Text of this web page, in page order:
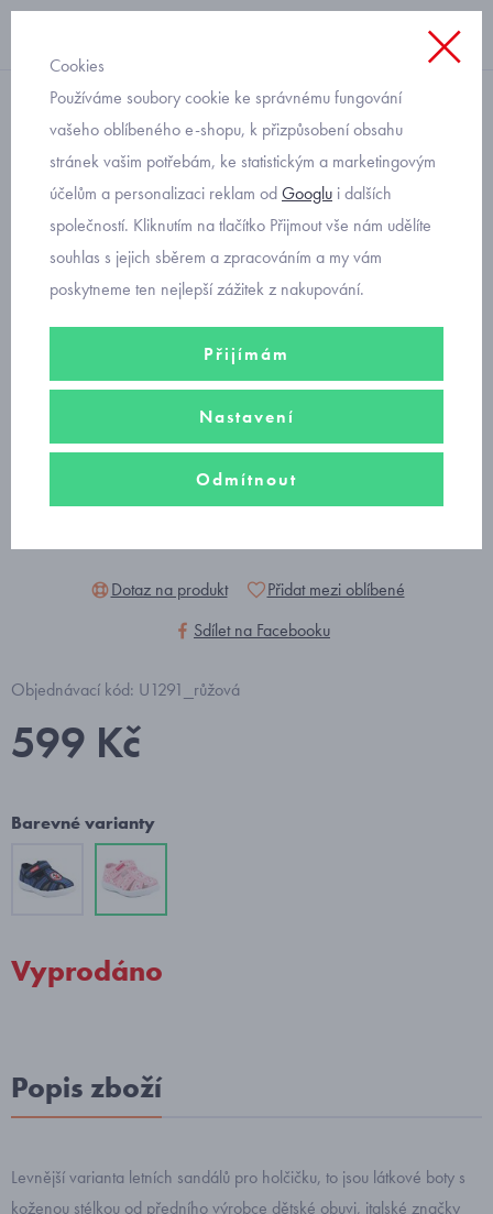
dívčí
látkové sandály dětské s
kytičkami Primigi 3954200
Dotaz na produkt
Přidat mezi oblíbené
Sdílet na Facebooku
Objednávací kód: U1291_růžová
599 Kč
Barevné varianty
Vyprodáno
Popis zboží
Levnější varianta letních sandálů pro holčičku, to jsou látkové boty s
koženou stélkou od předního výrobce dětské obuvi, italské značky
Cookies
Používáme soubory cookie ke správnému fungování
vašeho oblíbeného e-shopu, k přizpůsobení obsahu
stránek vašim potřebám, ke statistickým a marketingovým
účelům a personalizaci reklam odGooglu i dalších
společností. Kliknutím na tlačítko Přijmout vše nám udělíte
souhlas s jejich sběrem a zpracováním a my vám
poskytneme ten nejlepší zážitek z nakupování.
Přijímám
Nastavení
Odmítnout